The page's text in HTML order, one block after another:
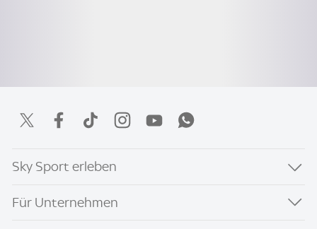
Sky Sport erleben
Für Unternehmen